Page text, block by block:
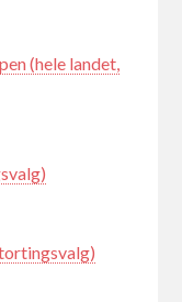
(hele landet,